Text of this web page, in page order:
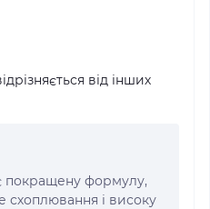
від інших
покращену формулу,
і високу